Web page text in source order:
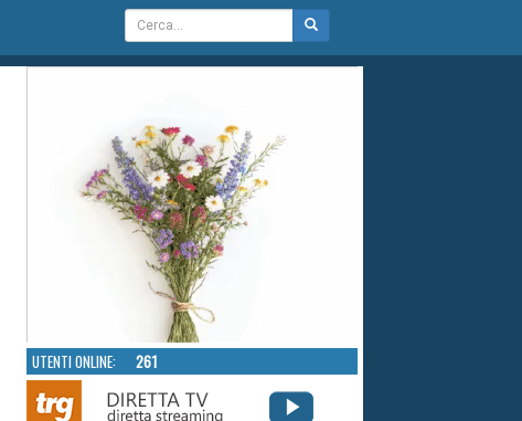
UTENTI ONLINE: 261